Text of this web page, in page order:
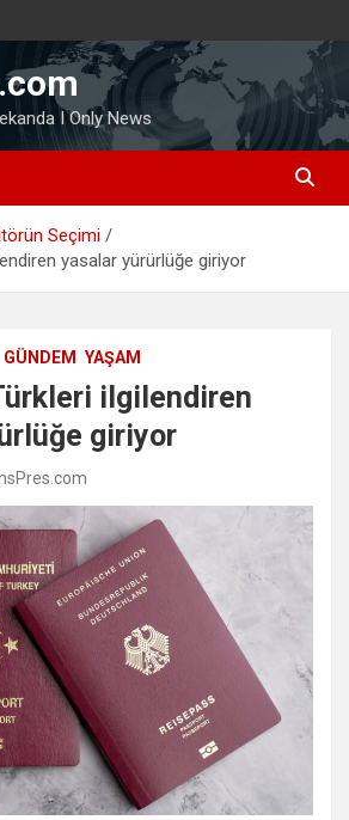
I Only News
Seçimi
yasalar yürürlüğe giriyor
GÜNDEM YAŞAM
ilgilendiren
giriyor